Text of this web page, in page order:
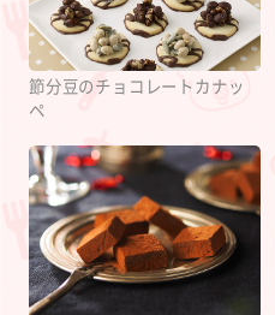
節分豆のチョコレートカナッ
ペ